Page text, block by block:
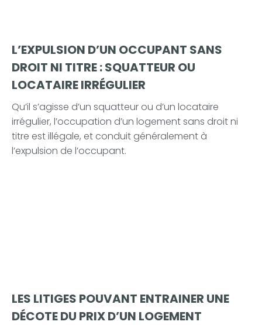
L’EXPULSION D’UN OCCUPANT SANS
DROIT NI TITRE : SQUATTEUR OU
LOCATAIRE IRRÉGULIER
Qu’il s’agisse d’un squatteur ou d’un locataire
irrégulier, l’occupation d’un logement sans droit ni
titre est illégale, et conduit généralement à
l’expulsion de l’occupant.
LES LITIGES POUVANT ENTRAINER UNE
DÉCOTE DU PRIX D’UN LOGEMENT